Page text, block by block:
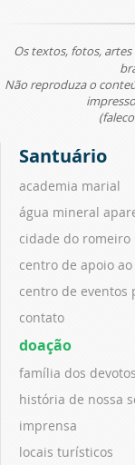
Os textos, fotos,
Não reproduza o
Santuário
academia marial
água mineral
cidade do romeiro
centro de apoio
centro de eventos
contato
doação
família dos devotos
história de nossa
imprensa
locais turísticos